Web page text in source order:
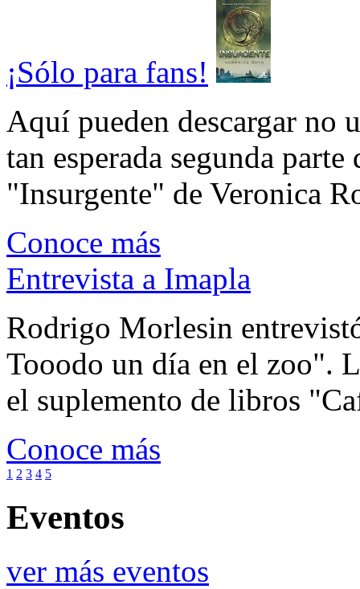
¡Sólo para fans!
Aquí pueden descargar no
tan esperada segunda
"Insurgente" de Veronica
Conoce más
Entrevista a Imapla
Rodrigo Morlesin
Tooodo un día en el zoo".
el suplemento de libros
Conoce más
1 2 3 4 5
Eventos
ver más eventos